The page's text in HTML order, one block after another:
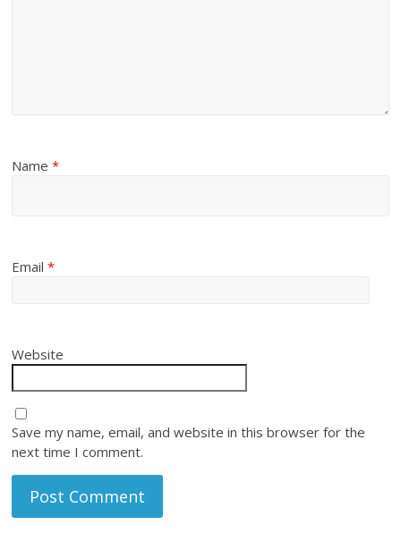
Name*
Email*
Website
Save my name, email, and website in this browser for the
next time I comment.